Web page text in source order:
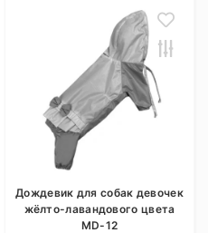
Дождевик для собак девочек
жёлто-лавандового цвета
MD-12